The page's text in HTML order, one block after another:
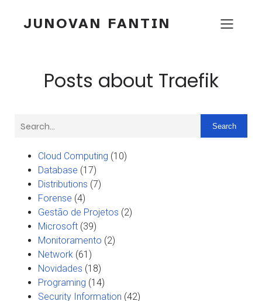
JUNOVAN FANTIN
Posts about Traefik
Search
Cloud Computing (10)
Database (17)
Distributions (7)
Forense (4)
Gestão de Projetos (2)
Microsoft (39)
Monitoramento (2)
Network (61)
Novidades (18)
Programing (14)
Security Information (42)